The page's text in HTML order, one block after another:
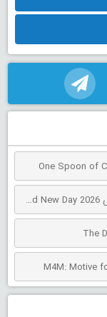
دانلود فیلم مرد عنکبوتی: روز کاملاً جدید دوبله فارسی Spider-Man: Brand New Day 2026